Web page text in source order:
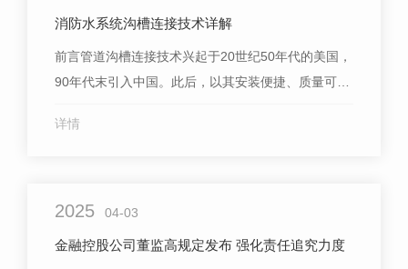
消防水系统沟槽连接技术详解
前言管道沟槽连接技术兴起于20世纪50年代的美国，
90年代末引入中国。此后，以其安装便捷、质量可
推广。在**法规政策的积极引导下，目前该技术已广
详情
2025 04-03
金融控股公司董监高规定发布 强化责任追究力度